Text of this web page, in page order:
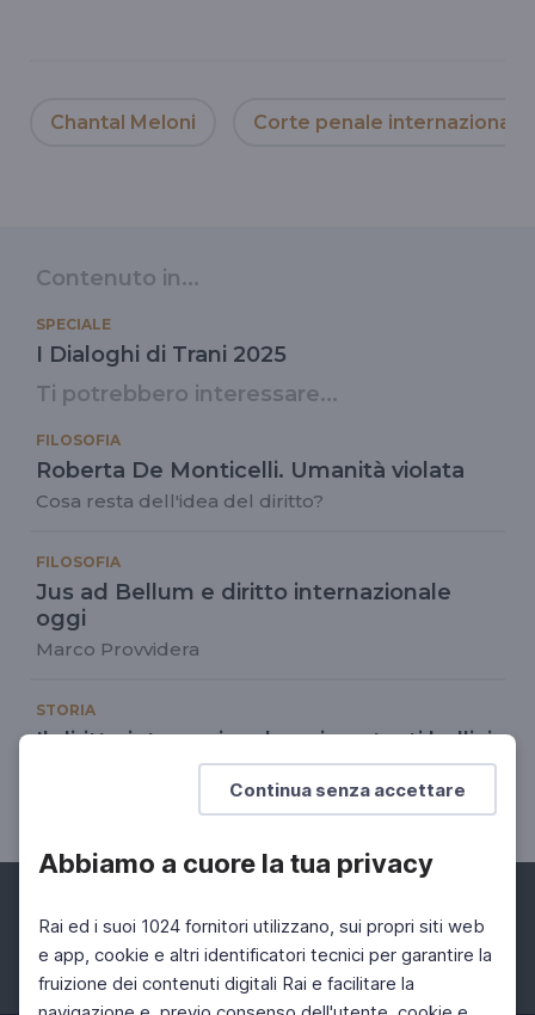
Continua senza accettare
Abbiamo a cuore la tua privacy
Rai ed i suoi 1024 fornitori utilizzano, sui propri siti web
e app, cookie e altri identificatori tecnici per garantire la
fruizione dei contenuti digitali Rai e facilitare la
Chantal Meloni Corte penale internazionale
Contenuto in...
SPECIALE
I Dialoghi di Trani 2025
Ti potrebbero interessare...
FILOSOFIA
Roberta De Monticelli. Umanità violata
Cosa resta dell'idea del diritto?
FILOSOFIA
Jus ad Bellum e diritto internazionale
oggi
Marco Provvidera
STORIA
Il diritto internazionale nei contesti bellici
contemporanei
Facebook Instagram Twitter